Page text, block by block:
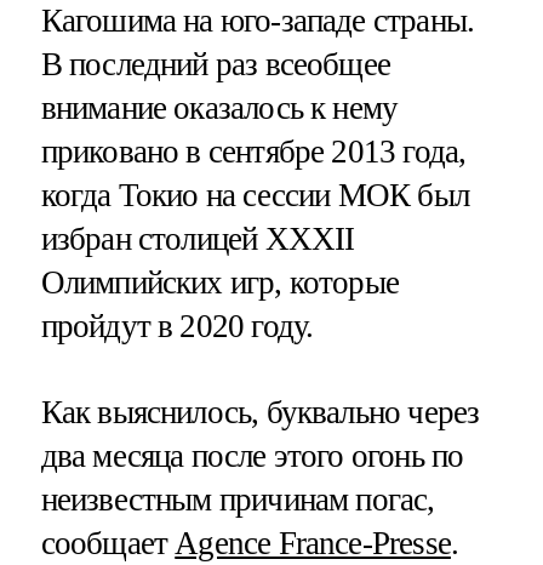
Кагошима на юго-западе страны.
В последний раз всеобщее
внимание оказалось к нему
приковано в сентябре 2013 года,
когда Токио на сессии МОК был
избран столицей XXXII
Олимпийских игр, которые
пройдут в 2020 году.
Как выяснилось, буквально через
два месяца после этого огонь по
неизвестным причинам погас,
сообщает Agence France-Presse.